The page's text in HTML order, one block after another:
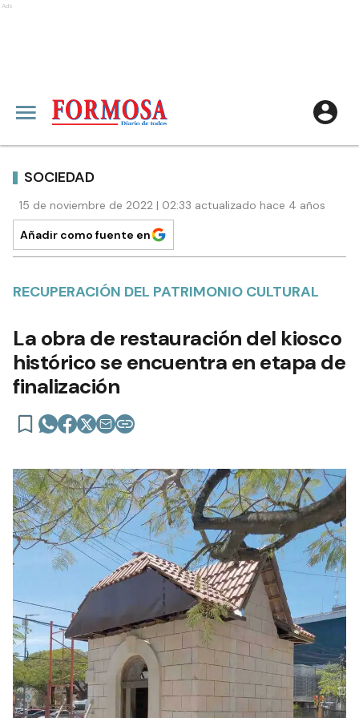
Ads
SOCIEDAD
15 de noviembre de 2022 | 02:33 actualizado hace 4 años
Añadir como fuente en
RECUPERACIÓN DEL PATRIMONIO CULTURAL
La obra de restauración del kiosco
histórico se encuentra en etapa de
finalización